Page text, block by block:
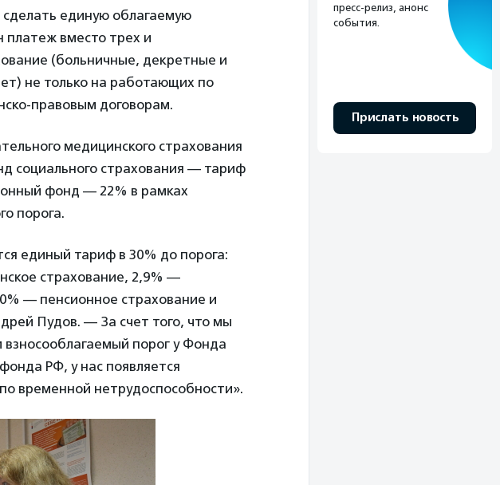
единую облагаемую
платеж вместо трех и
(больничные, декретные и
не только на работающих по
правовым договорам.
медицинского страхования
социального страхования — тариф
фонд — 22% в рамках
порога.
единый тариф в 30% до порога:
страхование, 2,9% —
— пенсионное страхование и
Пудов. — За счет того, что мы
порог у Фонда
РФ, у нас появляется
временной нетрудоспособности».
пресс-релиз, анонс
события.
Прислать новость